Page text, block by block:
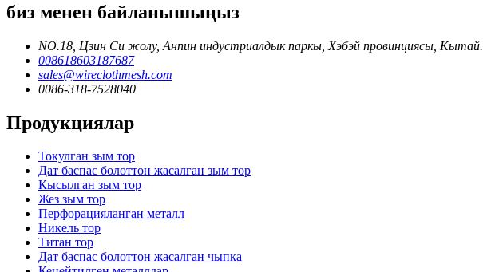
биз менен байланышыңыз
NO.18, Цзин Си жолу, Анпин индустриалдык паркы, Хэбэй провинциясы, Кытай.
008618603187687
sales@wireclothmesh.com
0086-318-7528040
Продукциялар
Токулган зым тор
Дат баспас болоттон жасалган зым тор
Кысылган зым тор
Жез зым тор
Перфорацияланган металл
Никель тор
Титан тор
Дат баспас болоттон жасалган чыпка